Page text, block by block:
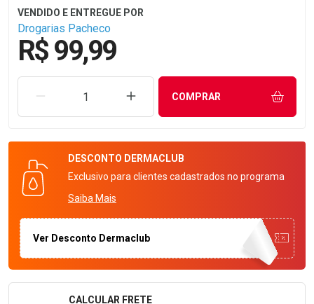
Drogarias Pacheco
R$ 99,99
REMOVER UMA UNIDADEAUMENTAR UMA UNIDADE
COMPRAR
DESCONTO DERMACLUB
Exclusivo para clientes cadastrados no programa
Saiba Mais
Ver Desconto Dermaclub
CALCULAR FRETE